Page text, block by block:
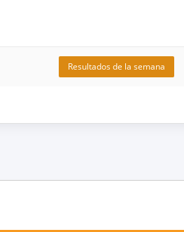
Resultados de la semana